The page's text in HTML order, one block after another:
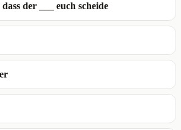
der ___ euch scheide